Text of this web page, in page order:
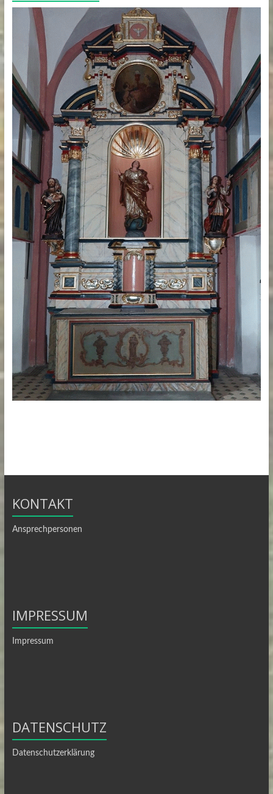
KONTAKT
Ansprechpersonen
IMPRESSUM
Impressum
DATENSCHUTZ
Datenschutzerklärung